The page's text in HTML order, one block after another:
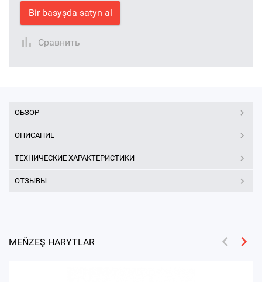
Bir basyşda satyn al
Сравнить
ОБЗОР
ОПИСАНИЕ
ТЕХНИЧЕСКИЕ ХАРАКТЕРИСТИКИ
ОТЗЫВЫ
MEŇZEŞ HARYTLAR